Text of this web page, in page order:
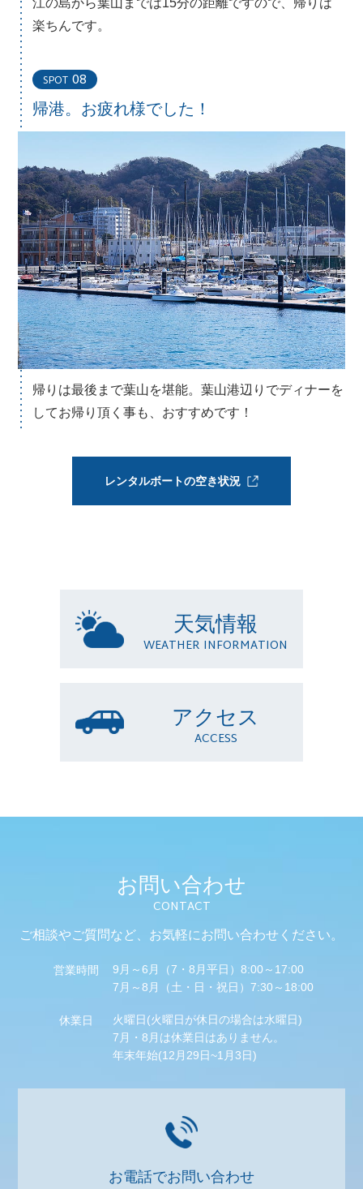
江の島から葉山までは15分の距離ですので、帰りは
楽ちんです。
SPOT 08
帰港。お疲れ様でした！
帰りは最後まで葉山を堪能。葉山港辺りでディナーを
してお帰り頂く事も、おすすめです！
レンタルボートの空き状況
天気情報
WEATHER INFORMATION
アクセス
ACCESS
お問い合わせ
CONTACT
ご相談やご質問など、 お気軽にお問い合わせください。
営業時間
9月～6月（7・8月平日）8:00～17:00
7月～8月（土・日・祝日）7:30～18:00
休業日
火曜日(火曜日が休日の場合は水曜日)
7月・8月は休業日はありません。
年末年始(12月29日~1月3日)
お電話でお問い合わせ